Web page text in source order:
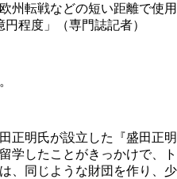
州転戦などの短い距離で使用
程度」（専門誌記者）
正明氏が設立した『盛田正明
学したことがきっかけで、ト
、同じような財団を作り、少